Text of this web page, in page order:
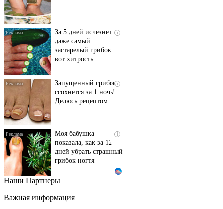
i
За 5 дней исчезнет
даже самый
застарелый грибок:
вот хитрость
i
Запущенный грибок
ссохнется за 1 ночь!
Делюсь рецептом...
i
Моя бабушка
показала, как за 12
дней убрать страшный
грибок ногтя
Этот танец невесты
Пересмотрела 10 раз
Наши Партнеры
Важная информация